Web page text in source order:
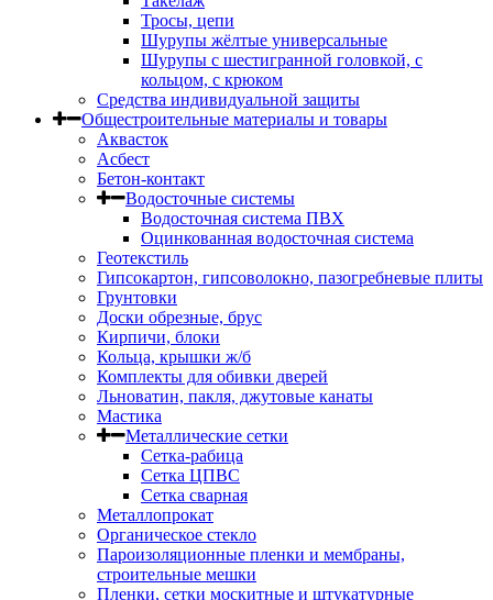
Тросы, цепи
Шурупы жёлтые универсальные
Шурупы с шестигранной головкой, с
кольцом, с крюком
Средства индивидуальной защиты
Общестроительные материалы и товары
Аквасток
Асбест
Бетон-контакт
Водосточные системы
Водосточная система ПВХ
Оцинкованная водосточная система
Геотекстиль
Гипсокартон, гипсоволокно, пазогребневые плиты
Грунтовки
Доски обрезные, брус
Кирпичи, блоки
Кольца, крышки ж/б
Комплекты для обивки дверей
Льноватин, пакля, джутовые канаты
Мастика
Металлические сетки
Сетка-рабица
Сетка ЦПВС
Сетка сварная
Металлопрокат
Органическое стекло
Пароизоляционные пленки и мембраны,
строительные мешки
Пленки, сетки москитные и штукатурные